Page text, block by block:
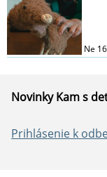
Ne
Novinky Kam s
Prihlásenie k